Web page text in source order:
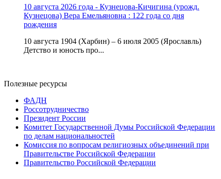
10 августа 2026 года - Кузнецова-Кичигина (урожд.
Кузнецова) Вера Емельяновна : 122 года со дня
рождения
10 августа 1904 (Харбин) – 6 июля 2005 (Ярославль)
Детство и юность про...
Полезные ресурсы
ФАДН
Россотрудничество
Президент России
Комитет Государственной Думы Российской Федерации
по делам национальностей
Комиссия по вопросам религиозных объединений при
Правительстве Российской Федерации
Правительство Российской Федерации